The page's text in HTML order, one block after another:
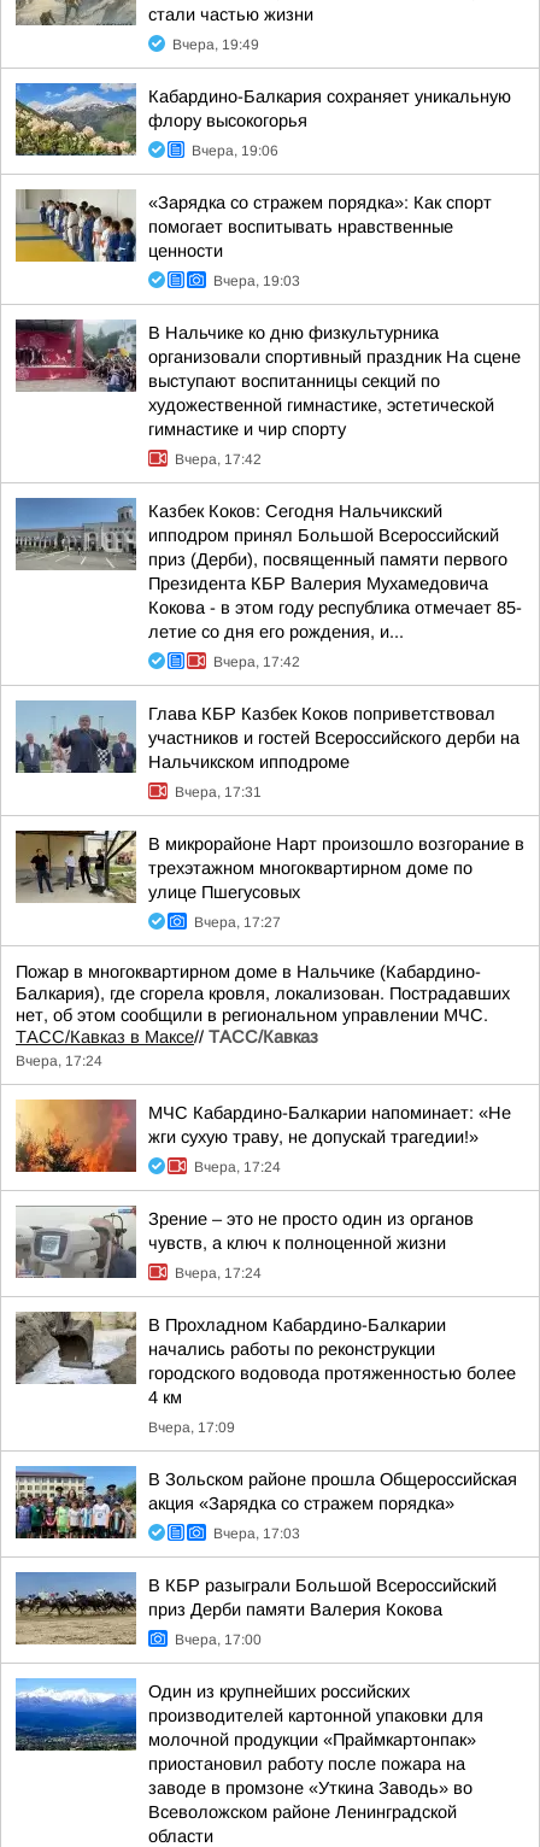
стали частью жизни
Вчера, 19:49
Кабардино-Балкария сохраняет уникальную
флору высокогорья
Вчера, 19:06
«Зарядка со стражем порядка»: Как спорт
помогает воспитывать нравственные
ценности
Вчера, 19:03
В Нальчике ко дню физкультурника
организовали спортивный праздник На сцене
выступают воспитанницы секций по
художественной гимнастике, эстетической
гимнастике и чир спорту
Вчера, 17:42
Казбек Коков: Сегодня Нальчикский
ипподром принял Большой Всероссийский
приз (Дерби), посвященный памяти первого
Президента КБР Валерия Мухамедовича
Кокова - в этом году республика отмечает 85-
летие со дня его рождения, и...
Вчера, 17:42
Глава КБР Казбек Коков поприветствовал
участников и гостей Всероссийского дерби на
Нальчикском ипподроме
Вчера, 17:31
В микрорайоне Нарт произошло возгорание в
трехэтажном многоквартирном доме по
улице Пшегусовых
Вчера, 17:27
Пожар в многоквартирном доме в Нальчике (Кабардино-
Балкария), где сгорела кровля, локализован. Пострадавших
нет, об этом сообщили в региональном управлении МЧС.
ТАСС/Кавказ в Максе// ТАСС/Кавказ
Вчера, 17:24
МЧС Кабардино-Балкарии напоминает: «Не
жги сухую траву, не допускай трагедии!»
Вчера, 17:24
Зрение – это не просто один из органов
чувств, а ключ к полноценной жизни
Вчера, 17:24
В Прохладном Кабардино-Балкарии
начались работы по реконструкции
городского водовода протяженностью более
4 км
Вчера, 17:09
В Зольском районе прошла Общероссийская
акция «Зарядка со стражем порядка»
Вчера, 17:03
В КБР разыграли Большой Всероссийский
приз Дерби памяти Валерия Кокова
Вчера, 17:00
Один из крупнейших российских
производителей картонной упаковки для
молочной продукции «Праймкартонпак»
приостановил работу после пожара на
заводе в промзоне «Уткина Заводь» во
Всеволожском районе Ленинградской
области